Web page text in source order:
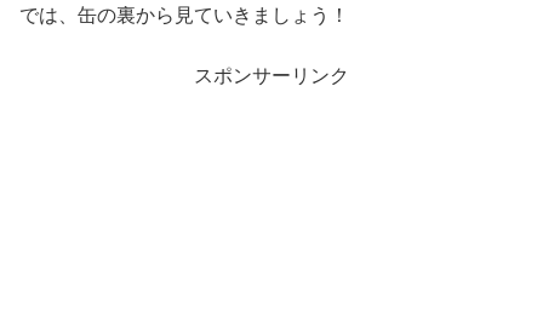
では、缶の裏から見ていきましょう！
スポンサーリンク